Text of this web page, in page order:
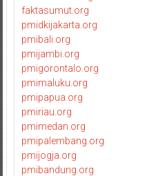
faktasumut.org
pmidkijakarta.org
pmibali.org
pmijambi.org
pmigorontalo.org
pmimaluku.org
pmipapua.org
pmiriau.org
pmimedan.org
pmipalembang.org
pmijogja.org
pmibandung.org